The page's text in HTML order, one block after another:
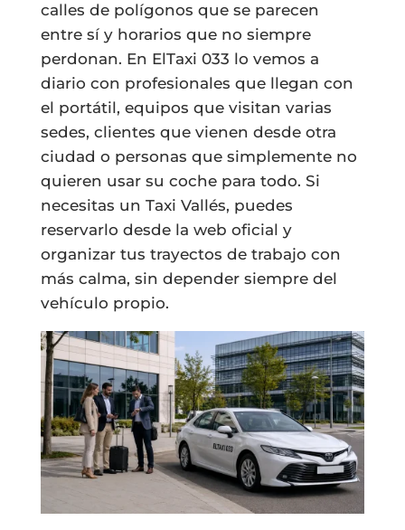
calles de polígonos que se parecen
entre sí y horarios que no siempre
perdonan. En ElTaxi 033 lo vemos a
diario con profesionales que llegan con
el portátil, equipos que visitan varias
sedes, clientes que vienen desde otra
ciudad o personas que simplemente no
quieren usar su coche para todo. Si
necesitas un Taxi Vallés, puedes
reservarlo desde la web oficial y
organizar tus trayectos de trabajo con
más calma, sin depender siempre del
vehículo propio.